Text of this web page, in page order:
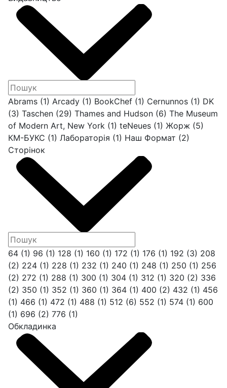
Abrams (1) Arcady (1) BookChef (1) Cernunnos (1) DK
(3) Taschen (29) Thames and Hudson (6) The Museum
of Modern Art, New York (1) teNeues (1) Жорж (5)
КМ-БУКС (1) Лабораторія (1) Наш Формат (2)
Сторінок
64 (1) 96 (1) 128 (1) 160 (1) 172 (1) 176 (1) 192 (3) 208
(2) 224 (1) 228 (1) 232 (1) 240 (1) 248 (1) 250 (1) 256
(2) 272 (1) 288 (1) 300 (1) 304 (1) 312 (1) 320 (2) 336
(2) 350 (1) 352 (1) 360 (1) 364 (1) 400 (2) 432 (1) 456
(1) 466 (1) 472 (1) 488 (1) 512 (6) 552 (1) 574 (1) 600
(1) 696 (2) 776 (1)
Обкладинка